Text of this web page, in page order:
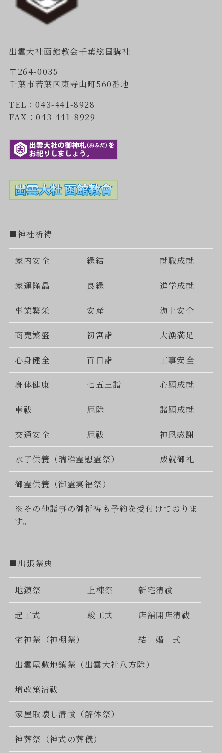
出雲大社函館教会千葉総国講社
〒264-0035
千葉市若葉区東寺山町560番地
TEL：043-441-8928
FAX：043-441-8929
■神社祈祷
家内安全 縁結 就職成就
家運隆晶 良縁 進学成就
事業繁栄 安産 海上安全
商売繁盛 初宮詣 大漁満足
心身健全 百日詣 工事安全
身体健康 七五三詣 心願成就
車祓 厄除 諸願成就
交通安全 厄祓 神恩感謝
水子供養（瑞稚霊慰霊祭） 成就御礼
御霊供養（御霊冥福祭）
※その他諸事の御祈祷も予約を受付けておりま
す。
■出張祭典
地鎮祭 上棟祭 新宅清祓
起工式 竣工式 店舗開店清祓
宅神祭（神棚祭） 結 婚 式
出雲屋敷地鎮祭（出雲大社八方除）
増改築清祓
家屋取壊し清祓（解体祭）
神葬祭（神式の葬儀）